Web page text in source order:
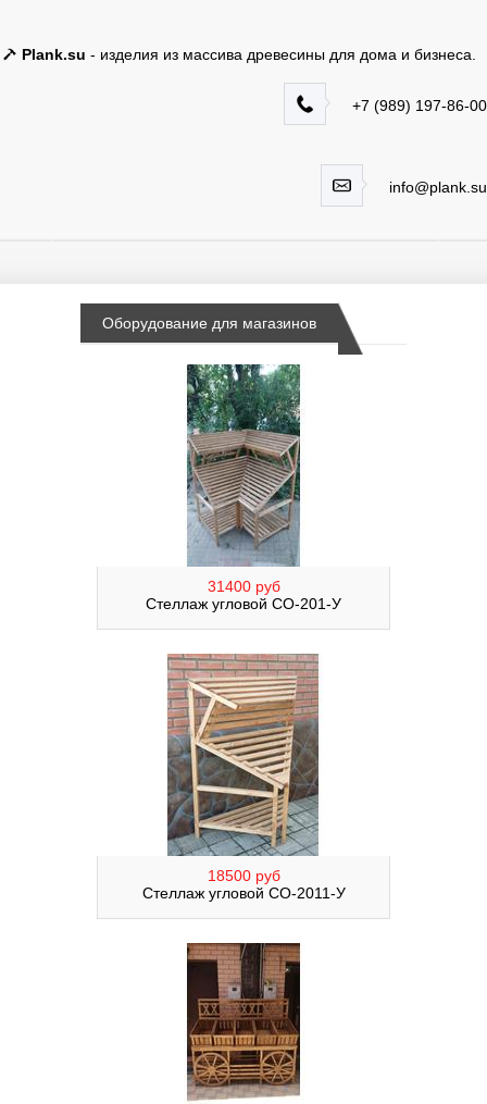
Plank.su - изделия из массива древесины для дома и бизнеса.
+7 (989) 197-86-00
info@plank.su
Оборудование для магазинов
31400 руб
Стеллаж угловой СО-201-У
18500 руб
Стеллаж угловой СО-2011-У